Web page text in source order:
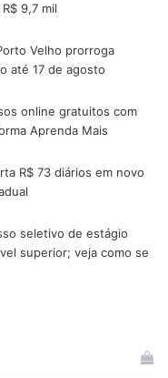
9,7 mil
Velho prorroga
até 17 de agosto
online gratuitos com
Aprenda Mais
R$ 73 diários em novo
seletivo de estágio
superior; veja como se